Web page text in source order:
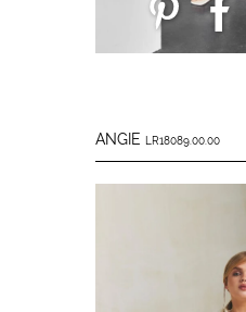
ANGIE LR18089.00.00